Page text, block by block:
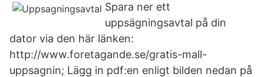
Spara ner ett
uppsägningsavtal på din
dator via den här länken:
http://www.foretagande.se/gratis-mall-
uppsagnin; Lägg in pdf:en enligt bilden nedan på